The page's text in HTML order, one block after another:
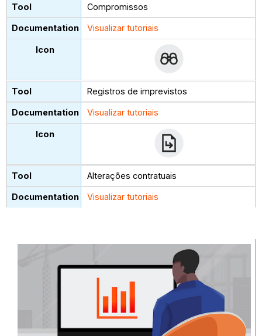
Compromissos
Visualizar tutoriais
Registros de imprevistos
Visualizar tutoriais
Alterações contratuais
Visualizar tutoriais